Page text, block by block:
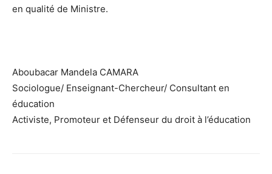
en qualité de Ministre.
Aboubacar Mandela CAMARA
Sociologue/ Enseignant-Chercheur/ Consultant en
éducation
Activiste, Promoteur et Défenseur du droit à l’éducation